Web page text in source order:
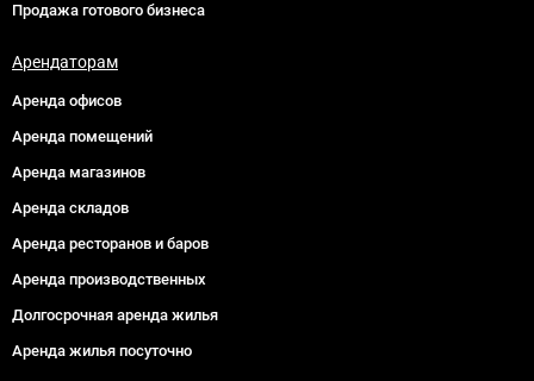
Продажа готового бизнеса
Арендаторам
Аренда офисов
Аренда помещений
Аренда магазинов
Аренда складов
Аренда ресторанов и баров
Аренда производственных
Долгосрочная аренда жилья
Аренда жилья посуточно